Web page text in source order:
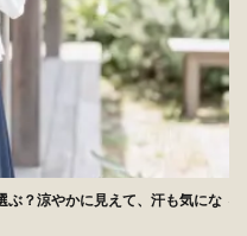
？涼やかに見えて、汗も気にな